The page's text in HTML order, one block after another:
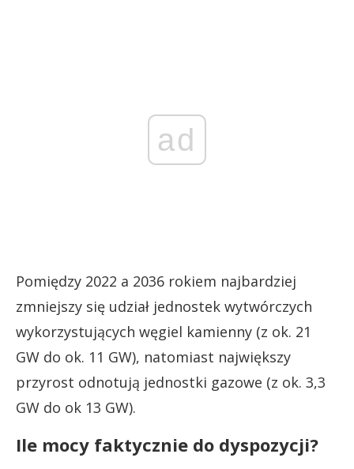
ad
Pomiędzy 2022 a 2036 rokiem najbardziej
zmniejszy się udział jednostek wytwórczych
wykorzystujących węgiel kamienny (z ok. 21
GW do ok. 11 GW), natomiast największy
przyrost odnotują jednostki gazowe (z ok. 3,3
GW do ok 13 GW).
Ile mocy faktycznie do dyspozycji?